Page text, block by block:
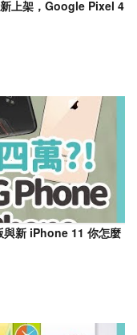
上架，Google Pixel 4
與新 iPhone 11 你怎麼